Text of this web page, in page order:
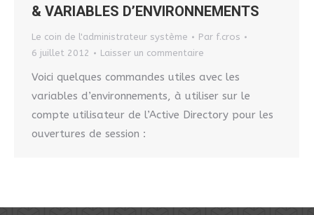
& VARIABLES D’ENVIRONNEMENTS
Le coin de l'administrateur système Par f.cros
6 juillet 2012
Laisser un commentaire
Voici quelques commandes utiles avec les
variables d’environnements, à utiliser sur le
compte utilisateur de l’Active Directory pour les
ouvertures de session :